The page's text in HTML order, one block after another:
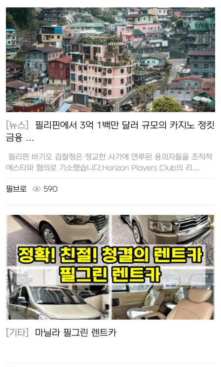
[뉴스]
금융 …
필리핀 바기오 검찰청은 정교한 사기에 연루된 용의자들을 조직적
에스타파 혐의로 기소했습니다.Horizon Players Club의 리…
필브로 590
[기타] 마닐라 필그린 렌트카